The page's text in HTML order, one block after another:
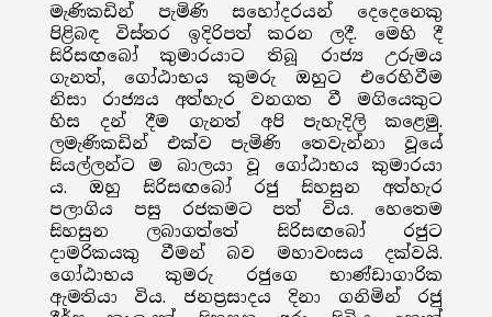
මැණිකඩින් පැමිණි සහෝදරයන් දෙදෙනෙකු
පිළිබඳ විස්තර ඉදිරිපත් කරන ලදී. මෙහි දී
සිරිසඟබෝ කුමාරයාට තිබූ රාජ්‍ය උරුමය
ගැනත්, ගෝඨාභය කුමරු ඔහුට එරෙහිවීම
නිසා රාජ්‍යය අත්හැර වනගත වී මගියෙකුට
හිස දන් දීම ගැනත් අපි පැහැදිලි කළෙමු.
ලමැණිකඩින් එක්ව පැමිණි තෙවැන්නා වූයේ
සියල්ලන්ට ම බාලයා වූ ගෝඨාභය කුමාරයා
ය. ඔහු සිරිසඟබෝ රජු සිහසුන අත්හැර
පලාගිය පසු රජකමට පත් විය. හෙතෙම
සිහසුන ලබාගත්තේ සිරිසඟබෝ රජුට
දාමරිකයකු වීමන් බව මහාවංසය දක්වයි.
ගෝඨාභය කුමරු රජුගෙ භාණ්ඩාගාරික
ඇමතියා විය. ජනප්‍රසාදය දිනා ගනිමින් රජු